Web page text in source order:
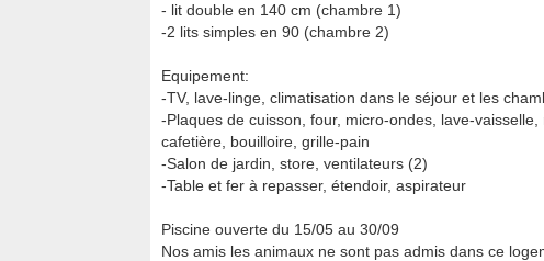
- lit double en 140 cm (chambre 1)
-2 lits simples en 90 (chambre 2)
Equipement:
-TV, lave-linge, climatisation dans le séjour et les
-Plaques de cuisson, four, micro-ondes, lave-
cafetière, bouilloire, grille-pain
-Salon de jardin, store, ventilateurs (2)
-Table et fer à repasser, étendoir, aspirateur
Piscine ouverte du 15/05 au 30/09
Nos amis les animaux ne sont pas admis dans ce